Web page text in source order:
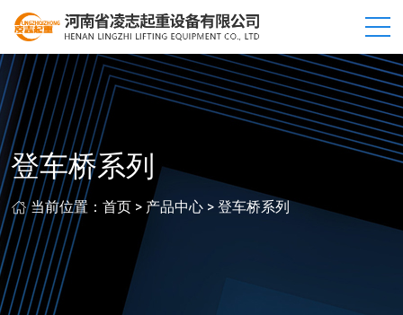
登车桥系列
当前位置： 首页 > 产品中心 > 登车桥系列